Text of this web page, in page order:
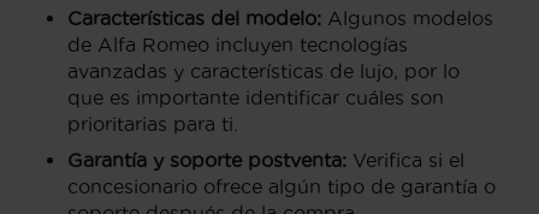
Características del modelo: Algunos modelos
de Alfa Romeo incluyen tecnologías
avanzadas y características de lujo, por lo
que es importante identificar cuáles son
prioritarias para ti.
Garantía y soporte postventa: Verifica si el
concesionario ofrece algún tipo de garantía o